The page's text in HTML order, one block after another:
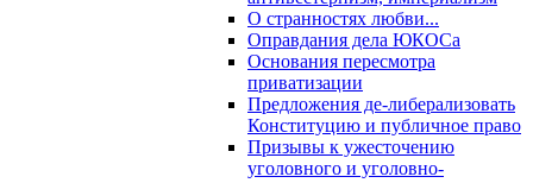
О странностях любви...
Оправдания дела ЮКОСа
Основания пересмотра
приватизации
Предложения де-либерализовать
Конституцию и публичное право
Призывы к ужесточению
уголовного и уголовно-